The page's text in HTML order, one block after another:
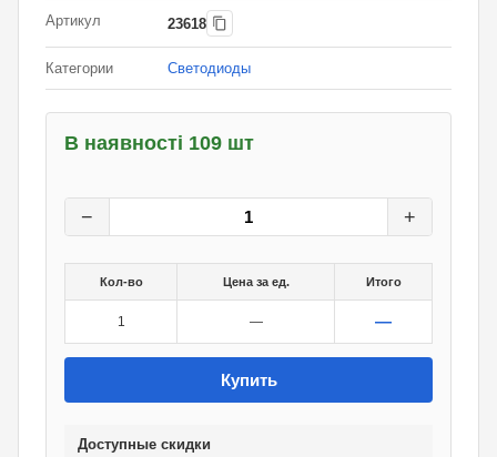
Артикул 23618
Категории Светодиоды
В наявності 109 шт
− +
Кол-во Цена за ед. Итого
1 — —
Купить
Доступные скидки